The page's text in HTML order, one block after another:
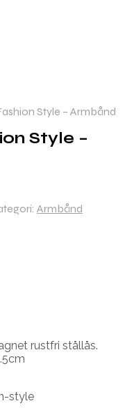
Style – Armbånd
Style –
Armbånd
rustfri stållås.
style